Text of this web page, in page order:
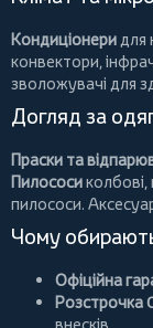
Кондиціонеридля
конвектори,
зволожувачі для
Догляд за
Праски та
Пилососиколбові,
пилососи.
Чому
Офіційна
Розстрочка